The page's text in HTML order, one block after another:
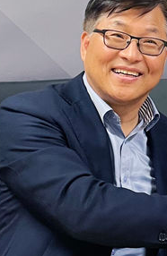
독님이 원하는 마음 느꼈고,
박 '펄펄'…동해안 일부 지역엔
3명 늘어…누적 환자 3000명
㎜ 물폭탄…도로 잠기고 담벼락
종산삼 9뿌리 발견…감정가
섰다 실종 60대, 닷새 만에 숨진
시안게임서 '홈팀' 일본과 한일
모터보트 전복…1명 사망·1명
지만…'낮 최고 35도' 무더위,
·성접대 논란 사과…쇄신의